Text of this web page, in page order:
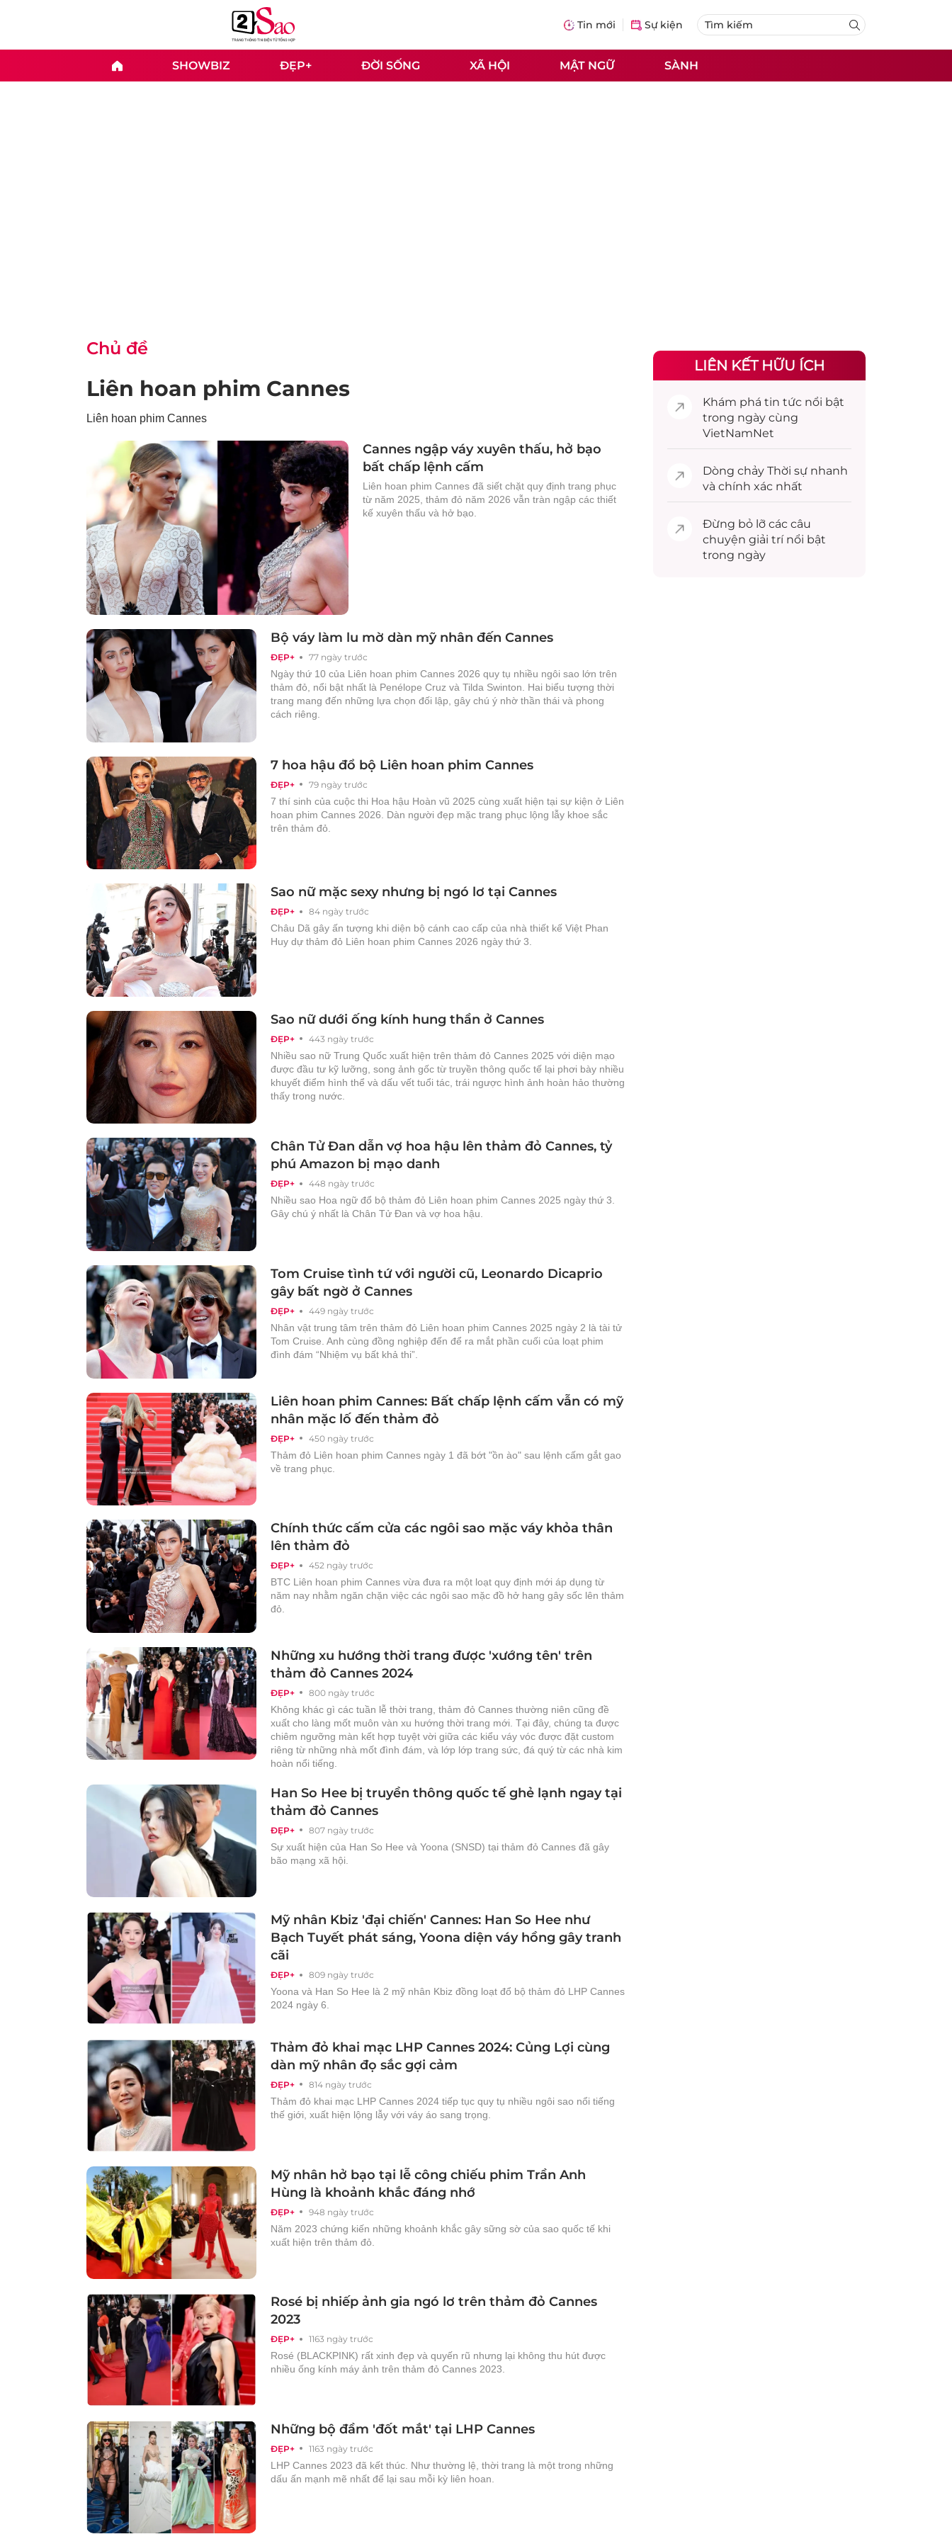
Tin mới Sự kiện
SHOWBIZ ĐẸP+ ĐỜI SỐNG XÃ HỘI MẬT NGỮ SÀNH
Chủ đề
Liên hoan phim Cannes
Liên hoan phim Cannes
Cannes ngập váy xuyên thấu, hở bạo
bất chấp lệnh cấm
Liên hoan phim Cannes đã siết chặt quy định trang phục
từ năm 2025, thảm đỏ năm 2026 vẫn tràn ngập các thiết
kế xuyên thấu và hở bạo.
ĐẸP+ 77 ngày trước
Bộ váy làm lu mờ dàn mỹ nhân đến Cannes
Ngày thứ 10 của Liên hoan phim Cannes 2026 quy tụ nhiều ngôi sao lớn trên
thảm đỏ, nổi bật nhất là Penélope Cruz và Tilda Swinton. Hai biểu tượng thời
trang mang đến những lựa chọn đối lập, gây chú ý nhờ thần thái và phong
cách riêng.
ĐẸP+ 79 ngày trước
7 hoa hậu đổ bộ Liên hoan phim Cannes
7 thí sinh của cuộc thi Hoa hậu Hoàn vũ 2025 cùng xuất hiện tại sự kiện ở Liên
hoan phim Cannes 2026. Dàn người đẹp mặc trang phục lộng lẫy khoe sắc
trên thảm đỏ.
ĐẸP+ 84 ngày trước
Sao nữ mặc sexy nhưng bị ngó lơ tại Cannes
Châu Dã gây ấn tượng khi diện bộ cánh cao cấp của nhà thiết kế Việt Phan
Huy dự thảm đỏ Liên hoan phim Cannes 2026 ngày thứ 3.
ĐẸP+ 443 ngày trước
Sao nữ dưới ống kính hung thần ở Cannes
Nhiều sao nữ Trung Quốc xuất hiện trên thảm đỏ Cannes 2025 với diện mạo
được đầu tư kỹ lưỡng, song ảnh gốc từ truyền thông quốc tế lại phơi bày nhiều
khuyết điểm hình thể và dấu vết tuổi tác, trái ngược hình ảnh hoàn hảo thường
thấy trong nước.
ĐẸP+ 448 ngày trước
Chân Tử Đan dẫn vợ hoa hậu lên thảm đỏ Cannes, tỷ
phú Amazon bị mạo danh
Nhiều sao Hoa ngữ đổ bộ thảm đỏ Liên hoan phim Cannes 2025 ngày thứ 3.
Gây chú ý nhất là Chân Tử Đan và vợ hoa hậu.
ĐẸP+ 449 ngày trước
Tom Cruise tình tứ với người cũ, Leonardo Dicaprio
gây bất ngờ ở Cannes
Nhân vật trung tâm trên thảm đỏ Liên hoan phim Cannes 2025 ngày 2 là tài tử
Tom Cruise. Anh cùng đồng nghiệp đến để ra mắt phần cuối của loạt phim
đình đám “Nhiệm vụ bất khả thi”.
ĐẸP+ 450 ngày trước
Liên hoan phim Cannes: Bất chấp lệnh cấm vẫn có mỹ
nhân mặc lố đến thảm đỏ
Thảm đỏ Liên hoan phim Cannes ngày 1 đã bớt "ồn ào" sau lệnh cấm gắt gao
về trang phục.
ĐẸP+ 452 ngày trước
Chính thức cấm cửa các ngôi sao mặc váy khỏa thân
lên thảm đỏ
BTC Liên hoan phim Cannes vừa đưa ra một loạt quy định mới áp dụng từ
năm nay nhằm ngăn chặn việc các ngôi sao mặc đồ hở hang gây sốc lên thảm
đỏ.
ĐẸP+ 800 ngày trước
Những xu hướng thời trang được 'xướng tên' trên
thảm đỏ Cannes 2024
Không khác gì các tuần lễ thời trang, thảm đỏ Cannes thường niên cũng đề
xuất cho làng mốt muôn vàn xu hướng thời trang mới. Tại đây, chúng ta được
chiêm ngưỡng màn kết hợp tuyệt vời giữa các kiểu váy vóc được đặt custom
riêng từ những nhà mốt đình đám, và lớp lớp trang sức, đá quý từ các nhà kim
hoàn nổi tiếng.
ĐẸP+ 807 ngày trước
Han So Hee bị truyền thông quốc tế ghẻ lạnh ngay tại
thảm đỏ Cannes
Sự xuất hiện của Han So Hee và Yoona (SNSD) tại thảm đỏ Cannes đã gây
bão mạng xã hội.
ĐẸP+ 809 ngày trước
Mỹ nhân Kbiz 'đại chiến' Cannes: Han So Hee như
Bạch Tuyết phát sáng, Yoona diện váy hồng gây tranh
cãi
Yoona và Han So Hee là 2 mỹ nhân Kbiz đồng loạt đổ bộ thảm đỏ LHP Cannes
2024 ngày 6.
ĐẸP+ 814 ngày trước
Thảm đỏ khai mạc LHP Cannes 2024: Củng Lợi cùng
dàn mỹ nhân đọ sắc gợi cảm
Thảm đỏ khai mạc LHP Cannes 2024 tiếp tục quy tụ nhiều ngôi sao nổi tiếng
thế giới, xuất hiện lộng lẫy với váy áo sang trọng.
ĐẸP+ 948 ngày trước
Mỹ nhân hở bạo tại lễ công chiếu phim Trần Anh
Hùng là khoảnh khắc đáng nhớ
Năm 2023 chứng kiến những khoảnh khắc gây sững sờ của sao quốc tế khi
xuất hiện trên thảm đỏ.
ĐẸP+ 1163 ngày trước
Rosé bị nhiếp ảnh gia ngó lơ trên thảm đỏ Cannes
2023
Rosé (BLACKPINK) rất xinh đẹp và quyến rũ nhưng lại không thu hút được
nhiều ống kính máy ảnh trên thảm đỏ Cannes 2023.
ĐẸP+ 1163 ngày trước
Những bộ đầm 'đốt mắt' tại LHP Cannes
LHP Cannes 2023 đã kết thúc. Như thường lệ, thời trang là một trong những
dấu ấn mạnh mẽ nhất để lại sau mỗi kỳ liên hoan.
LIÊN KẾT HỮU ÍCH
Khám phá tin tức nổi bật
trong ngày cùng
VietNamNet
Dòng chảy Thời sự nhanh
và chính xác nhất
Đừng bỏ lỡ các câu
chuyện giải trínổi bật
trong ngày